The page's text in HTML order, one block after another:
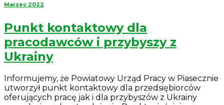
Marzec 2022
Punkt kontaktowy dla
pracodawców i przybyszy z
Ukrainy
Informujemy, że Powiatowy Urząd Pracy w Piasecznie
utworzył punkt kontaktowy dla przedsiębiorców
oferujących pracę jak i dla przybyszów z Ukrainy